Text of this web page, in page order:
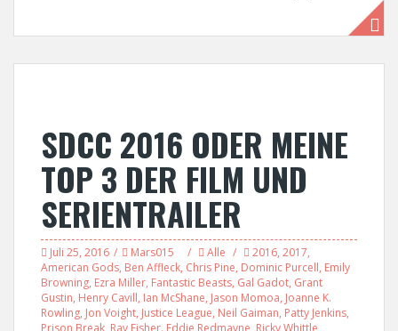
SDCC 2016 ODER MEINE
TOP 3 DER FILM UND
SERIENTRAILER
Juli 25, 2016 Mars015 Alle 2016, 2017,
American Gods, Ben Affleck, Chris Pine, Dominic Purcell, Emily
Browning, Ezra Miller, Fantastic Beasts, Gal Gadot, Grant
Gustin, Henry Cavill, Ian McShane, Jason Momoa, Joanne K.
Rowling, Jon Voight, Justice League, Neil Gaiman, Patty Jenkins,
Prison Break Ray Fisher. Eddie Redmayne Ricky Whittle